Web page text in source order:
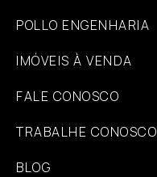
POLLO ENGENHARIA
IMÓVEIS À VENDA
FALE CONOSCO
TRABALHE CONOSCO
BLOG